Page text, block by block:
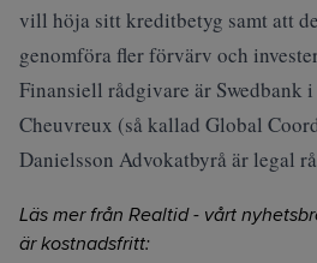
vill höja sitt kreditbetyg samt att
genomföra fler förvärv och
Finansiell rådgivare är Swedbank
Cheuvreux (så kallad Global
Danielsson Advokatbyrå är legal
Läs mer från Realtid - vårt
är kostnadsfritt: